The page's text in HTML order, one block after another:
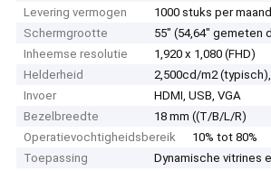
Levering vermogen
1000 stuks per maand
Schermgrootte
55" (54,64" gemeten
Inheemse resolutie
1,920 x 1,080 (FHD)
Helderheid
2,500cd/m2 (typisch),
Invoer
HDMI, USB, VGA
Bezelbreedte
18 mm ((T/B/L/R)
Operatievochtigheidsbereik
10% tot 80%
Toepassing
Dynamische vitrines